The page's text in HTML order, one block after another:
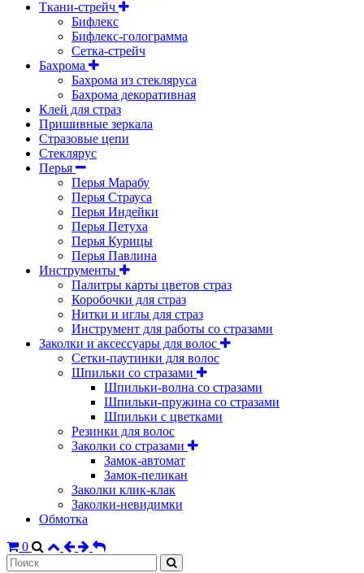
Ткани-стрейч
Бифлекс
Бифлекс-голограмма
Сетка-стрейч
Бахрома
Бахрома из стекляруса
Бахрома декоративная
Клей для страз
Пришивные зеркала
Cтразовые цепи
Стеклярус
Перья
Перья Марабу
Перья Страуса
Перья Индейки
Перья Петуха
Перья Курицы
Перья Павлина
Инструменты
Палитры карты цветов страз
Коробочки для страз
Нитки и иглы для страз
Инструмент для работы со стразами
Заколки и аксессуары для волос
Сетки-паутинки для волос
Шпильки со стразами
Шпильки-волна со стразами
Шпильки-пружина со стразами
Шпильки с цветками
Резинки для волос
Заколки со стразами
Замок-автомат
Замок-пеликан
Заколки клик-клак
Заколки-невидимки
Обмотка
0